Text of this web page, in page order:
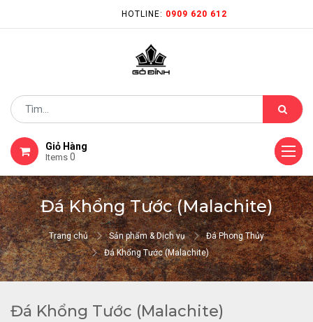
HOTLINE: 0909 620 612
Giỏ Hàng
Items 0
Đá Khổng Tước (Malachite)
Trang chủ Sản phẩm & Dịch vụ
Đá Phong Thủy
Đá Khổng Tước (Malachite)
Đá Khổng Tước (Malachite)